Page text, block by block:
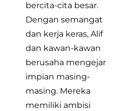
bercita-cita besar.
Dengan semangat
dan kerja keras, Alif
dan kawan-kawan
berusaha mengejar
impian masing-
masing. Mereka
memiliki ambisi